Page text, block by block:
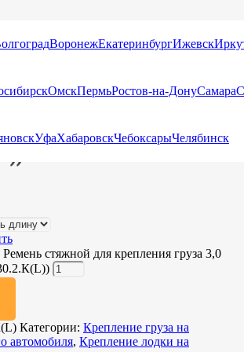
ВоронежЕкатеринбургИжевск
ОмскПермьРостов-на-ДонуСамара
УфаХабаровскЧебоксарыЧелябинск
Стяжные ремни/Стяжные ремни
для крепления
кольцевой
стяжной для крепления груза 3,0
Категории: Крепление груза на
автомобиля, Крепление лодки на